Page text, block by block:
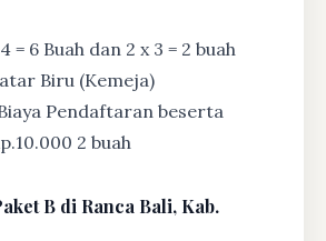
= 6 Buah dan 2 x 3 = 2 buah
Biru (Kemeja)
Pendaftaran beserta
2 buah
B di Ranca Bali, Kab.